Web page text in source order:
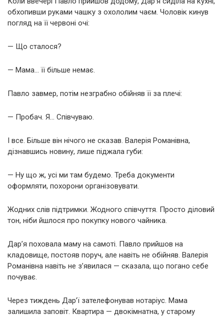
обхопивши руками чашку з охололим чаєм. Чоловік кинув
погляд на її червоні очі:
— Що сталося?
— Мама… її більше немає.
Павло завмер, потім незграбно обійняв її за плечі:
— Пробач. Я… Співчуваю.
І все. Більше він нічого не сказав. Валерія Романівна,
дізнавшись новину, лише піджала губи:
— Ну що ж, усі ми там будемо. Треба документи
оформляти, похорони організовувати.
Жодних слів підтримки. Жодного співчуття. Просто діловий
тон, ніби йшлося про покупку нового чайника.
Дар’я поховала маму на самоті. Павло прийшов на
кладовище, постояв поруч, але навіть не обійняв. Валерія
Романівна навіть не з’явилася — сказала, що погано себе
почуває.
Через тиждень Дар’ї зателефонував нотаріус. Мама
залишила заповіт. Квартира — двокімнатна, у старому